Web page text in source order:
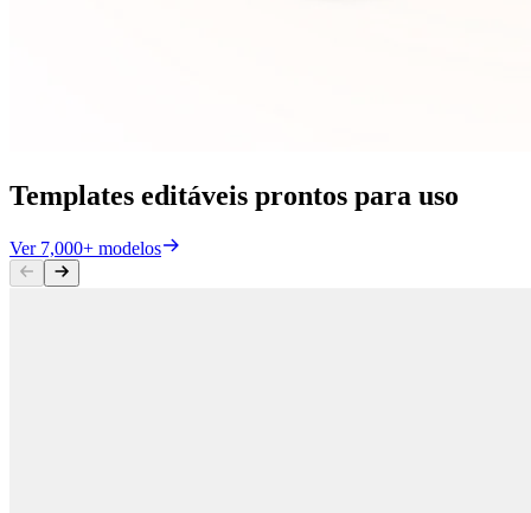
Templates editáveis prontos para uso
Ver 7,000+ modelos